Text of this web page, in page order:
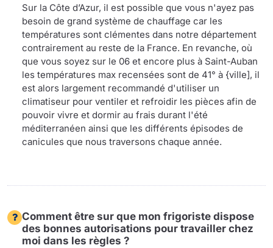
Sur la Côte d’Azur, il est possible que vous n'ayez pas
besoin de grand système de chauffage car les
températures sont clémentes dans notre département
contrairement au reste de la France. En revanche, où
que vous soyez sur le 06 et encore plus à Saint-Auban
les températures max recensées sont de 41° à {ville], il
est alors largement recommandé d'utiliser un
climatiseur pour ventiler et refroidir les pièces afin de
pouvoir vivre et dormir au frais durant l'été
méditerranéen ainsi que les différents épisodes de
canicules que nous traversons chaque année.
Comment être sur que mon frigoriste dispose
des bonnes autorisations pour travailler chez
moi dans les règles ?